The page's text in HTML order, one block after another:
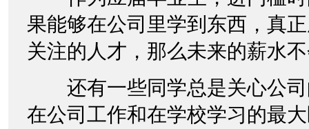
果能够在公司里学到东西，真
关注的人才，那么未来的薪水
还有一些同学总是关心公司
在公司工作和在学校学习的最